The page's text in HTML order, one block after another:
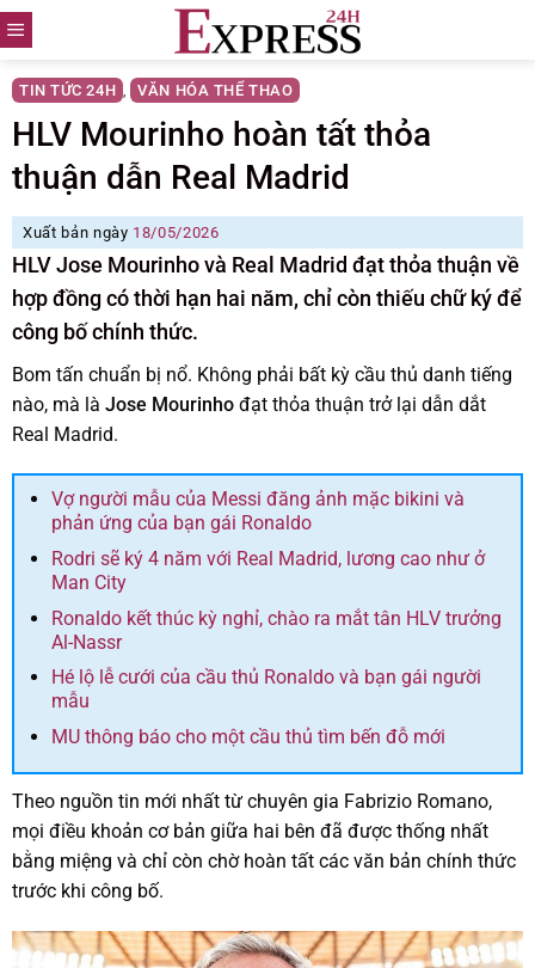
Skip
to
content
TIN TỨC 24H , VĂN HÓA THỂ THAO
HLV Mourinho hoàn tất thỏa
thuận dẫn Real Madrid
Xuất bản ngày 18/05/2026
HLV Jose Mourinho và Real Madrid đạt thỏa thuận về
hợp đồng có thời hạn hai năm, chỉ còn thiếu chữ ký để
công bố chính thức.
Bom tấn chuẩn bị nổ. Không phải bất kỳ cầu thủ danh tiếng
nào, mà là Jose Mourinho đạt thỏa thuận trở lại dẫn dắt
Real Madrid.
Vợ người mẫu của Messi đăng ảnh mặc bikini và
phản ứng của bạn gái Ronaldo
Rodri sẽ ký 4 năm với Real Madrid, lương cao như ở
Man City
Ronaldo kết thúc kỳ nghỉ, chào ra mắt tân HLV trưởng
Al-Nassr
Hé lộ lễ cưới của cầu thủ Ronaldo và bạn gái người
mẫu
MU thông báo cho một cầu thủ tìm bến đỗ mới
Theo nguồn tin mới nhất từ chuyên gia Fabrizio Romano,
mọi điều khoản cơ bản giữa hai bên đã được thống nhất
bằng miệng và chỉ còn chờ hoàn tất các văn bản chính thức
trước khi công bố.